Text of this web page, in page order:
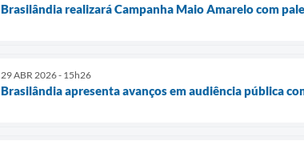
Brasilândia realizará Campanha Maio Amarelo com
29 ABR 2026 - 15h26
Brasilândia apresenta avanços em audiência pública